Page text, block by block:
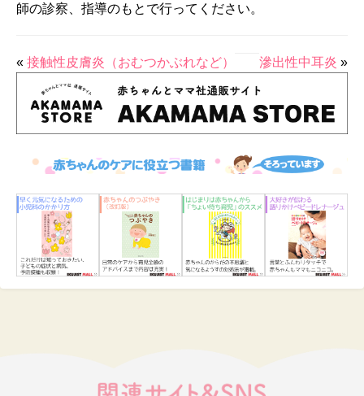
師の診察、指導のもとで行ってください。
« 接触性皮膚炎（おむつかぶれなど） 滲出性中耳炎 »